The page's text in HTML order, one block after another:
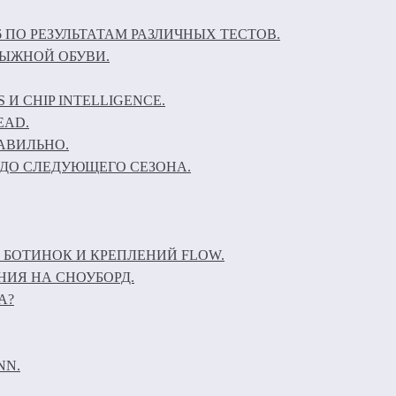
ПО РЕЗУЛЬТАТАМ РАЗЛИЧНЫХ ТЕСТОВ.
ОБУВИ.
CHIP INTELLIGENCE.
СЛЕДУЮЩЕГО СЕЗОНА.
И КРЕПЛЕНИЙ FLOW.
НА СНОУБОРД.